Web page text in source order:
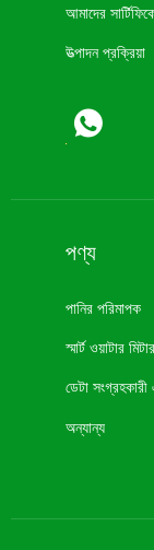
আমাদের
উত্পাদন প্রক্রিয়া
পণ্য
পানির পরিমাপক
স্মার্ট ওয়াটার মিটার
ডেটা
অন্যান্য